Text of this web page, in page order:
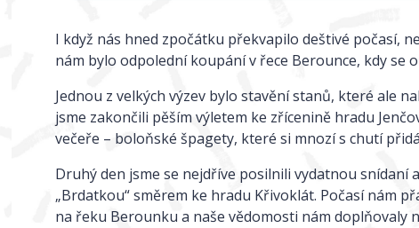
I když nás hned zpočátku překvapilo deštivé počasí,
nám bylo odpolední koupání v řece Berounce, kdy se
Jednou z velkých výzev bylo stavění stanů, které ale
jsme zakončili pěším výletem ke zřícenině hradu
večeře – boloňské špagety, které si mnozí s chutí
Druhý den jsme se nejdříve posilnili vydatnou snídaní
„Brdatkou“ směrem ke hradu Křivoklát. Počasí nám
na řeku Berounku a naše vědomosti nám doplňovaly